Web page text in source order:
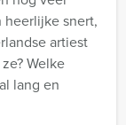
heerlijke snert,
artiest
Welke
lang en